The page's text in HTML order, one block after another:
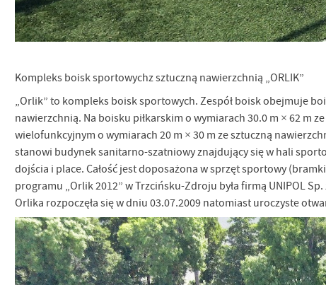
Kompleks boisk sportowychz sztuczną nawierzchnią „ORLIK”
„Orlik” to kompleks boisk sportowych. Zespół boisk obejmuje
nawierzchnią. Na boisku piłkarskim o wymiarach 30.0 m × 62 m
wielofunkcyjnym o wymiarach 20 m × 30 m ze sztuczną
stanowi budynek sanitarno-szatniowy znajdujący się w hali
dojścia i place. Całość jest doposażona w sprzęt sportowy
programu „Orlik 2012” w Trzcińsku-Zdroju była firmą UNIPOL
Orlika rozpoczęła się w dniu 03.07.2009 natomiast uroczyste